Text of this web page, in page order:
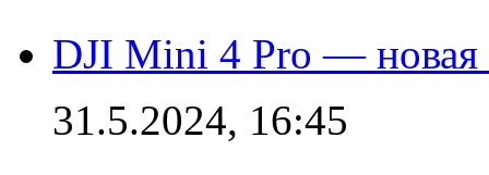
DJI Mini 4 Pro — новая
31.5.2024, 16:45